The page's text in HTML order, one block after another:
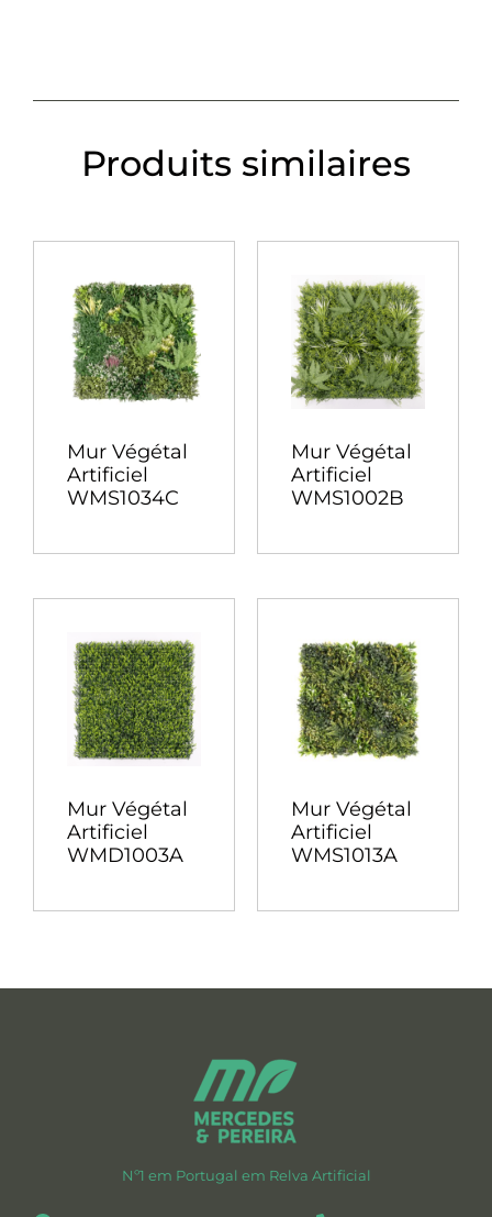
Produits similaires
Mur Végétal
Artificiel
WMS1034C
Mur Végétal
Artificiel
WMS1002B
Mur Végétal
Artificiel
WMD1003A
Mur Végétal
Artificiel
WMS1013A
Nº1 em Portugal em Relva Artificial